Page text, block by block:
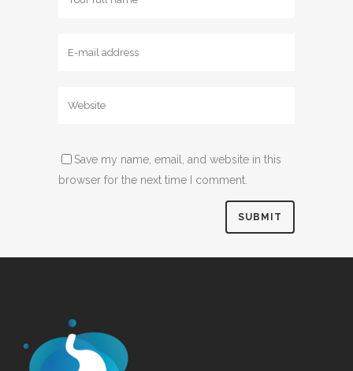
Save my name, email, and website in this
browser for the next time I comment.